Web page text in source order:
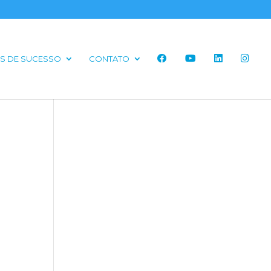
DE SUCESSO CONTATO